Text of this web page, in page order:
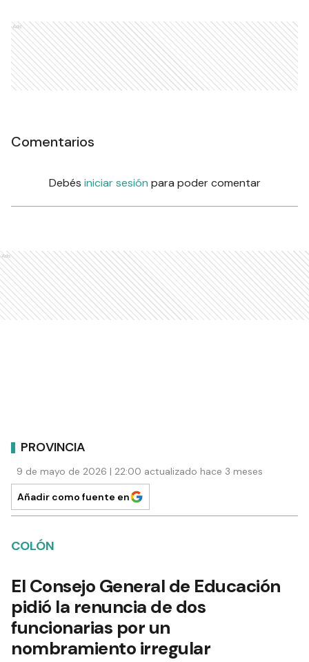
Ads
Comentarios
Debés iniciar sesión para poder comentar
Ads
PROVINCIA
9 de mayo de 2026 | 22:00 actualizado hace 3 meses
Añadir como fuente en
COLÓN
El Consejo General de Educación
pidió la renuncia de dos
funcionarias por un
nombramiento irregular